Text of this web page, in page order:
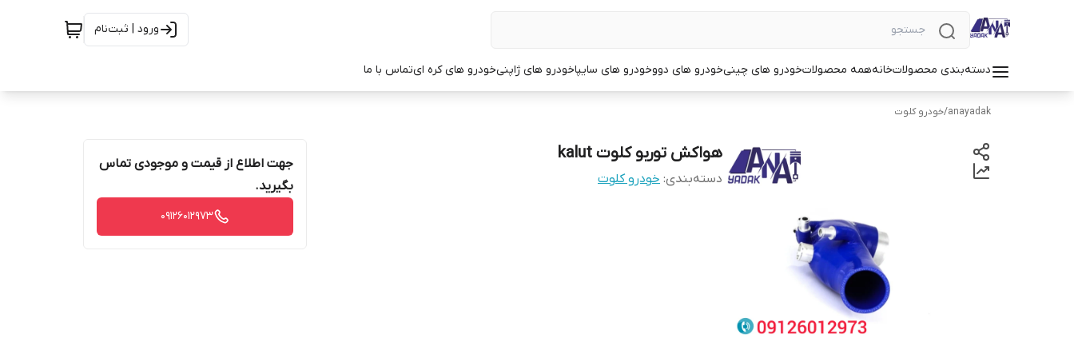
ورود | ثبت‌نام
دسته‌بندی محصولاتخانههمه محصولاتخودرو های چینیخودرو های دووخودرو های سایپاخودرو های ژاپنیخودرو های کره ایتماس با ما
anayadak
/خودرو کلوت
هواکش توربو کلوت kalut
دسته‌بندی: خودرو کلوت
جهت اطلاع از قیمت و موجودی تماس
بگیرید.
09126012973